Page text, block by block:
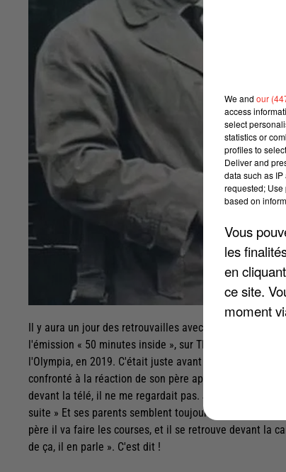
Il y aura un jour des retrouvailles avec le public. Mais
l'émission « 50 minutes inside », sur TF1. L'animateur
l'Olympia, en 2019. C'était juste avant d'entonner «
confronté à la réaction de son père après avoir volé
devant la télé, il ne me regardait pas. J'ai eu un déclic.
suite » Et ses parents semblent toujours fiers
père il va faire les courses, et il se retrouve devant la
de ça, il en parle ». C'est dit !
We and our
access
select
statistics or
profiles to
Deliver and
data such as
requested;
based on
Vous
les
en
ce site.
moment